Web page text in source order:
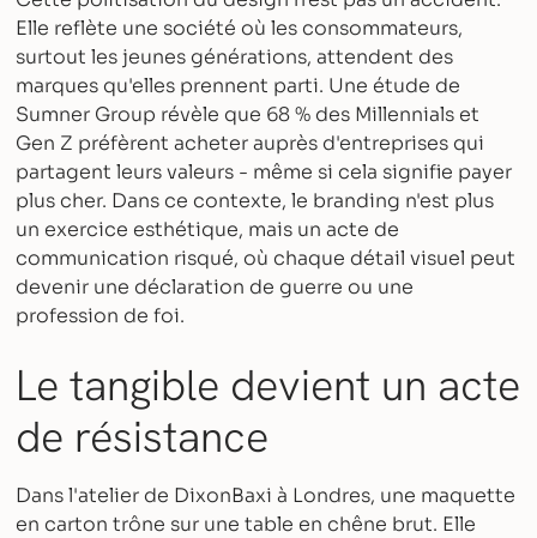
Elle reflète une société où les consommateurs,
surtout les jeunes générations, attendent des
marques qu'elles prennent parti. Une étude de
Sumner Group révèle que 68 % des Millennials et
Gen Z préfèrent acheter auprès d'entreprises qui
partagent leurs valeurs - même si cela signifie payer
plus cher. Dans ce contexte, le branding n'est plus
un exercice esthétique, mais un acte de
communication risqué, où chaque détail visuel peut
devenir une déclaration de guerre ou une
profession de foi.
Le tangible devient un acte
de résistance
Dans l'atelier de DixonBaxi à Londres, une maquette
en carton trône sur une table en chêne brut. Elle